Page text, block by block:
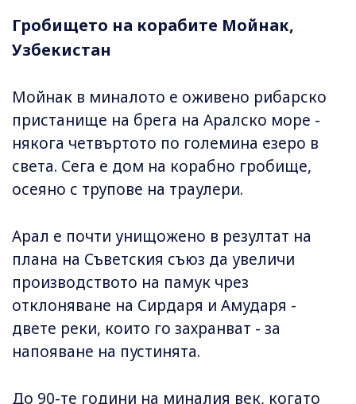
Гробището на корабите Мойнак,
Узбекистан
Мойнак в миналото е оживено рибарско
пристанище на брега на Аралско море -
някога четвъртото по големина езеро в
света. Сега е дом на корабно гробище,
осеяно с трупове на траулери.
Арал е почти унищожено в резултат на
плана на Съветския съюз да увеличи
производството на памук чрез
отклоняване на Сирдаря и Амударя -
двете реки, които го захранват - за
напояване на пустинята.
До 90-те години на миналия век, когато